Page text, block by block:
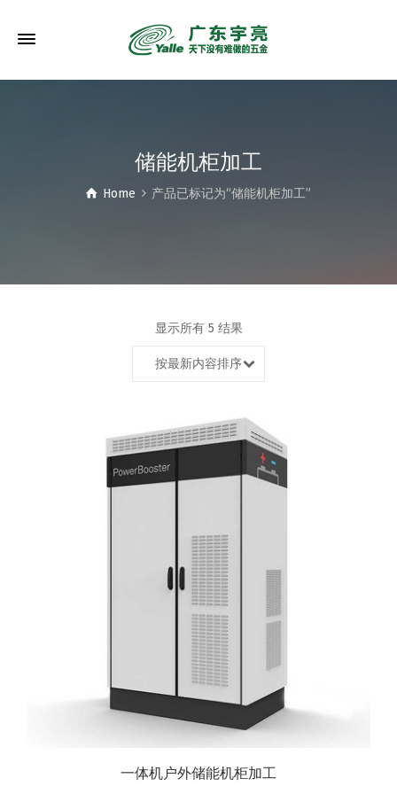
储能机柜加工
Home 产品已标记为“储能机柜加工”
显示所有 5 结果
按最新内容排序
一体机户外储能机柜加工